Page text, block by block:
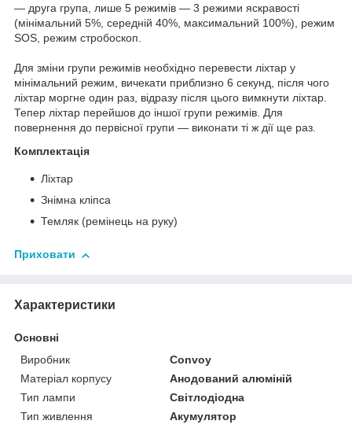
— друга група, лише 5 режимів — 3 режими яскравості
(мінімальний 5%, середній 40%, максимальний 100%), режим
SOS, режим стробоскоп.
Для зміни групи режимів необхідно перевести ліхтар у
мінімальний режим, вичекати приблизно 6 секунд, після чого
ліхтар моргне один раз, відразу після цього вимкнути ліхтар.
Тепер ліхтар перейшов до іншої групи режимів. Для
повернення до первісної групи — виконати ті ж дії ще раз.
Комплектація
Ліхтар
Знімна кліпса
Темляк (ремінець на руку)
Приховати
Характеристики
Основні
Виробник
Convoy
Матеріал корпусу
Анодований алюміній
Тип лампи
Світлодіодна
Тип живлення
Акумулятор